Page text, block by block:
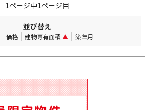
1ページ中1ページ目
並び替え
価格 建物専有面積 ▲ 築年月